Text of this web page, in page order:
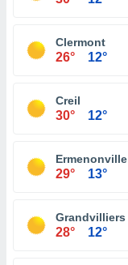
Clermont
26° 12°
Creil
30° 12°
Ermenonville
29° 13°
Grandvilliers
28° 12°